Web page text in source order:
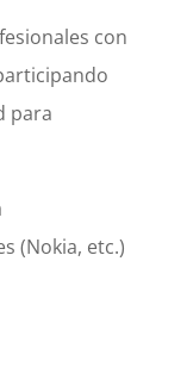
con
para
(Nokia, etc.)